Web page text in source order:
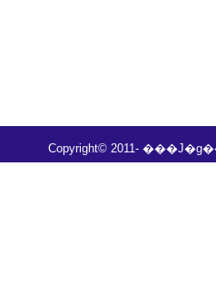
Copyright© 2011-